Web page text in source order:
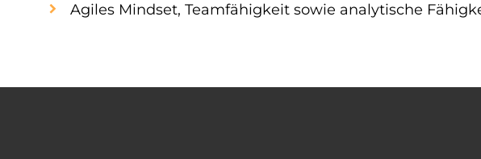
Agiles Mindset, Teamfähigkeit sowie analytische